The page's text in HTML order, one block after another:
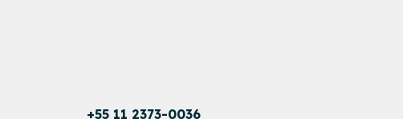
+55 11 2373-0036